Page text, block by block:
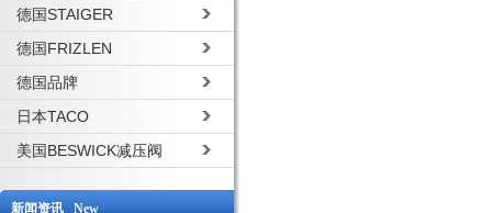
德国STAIGER
德国FRIZLEN
德国品牌
日本TACO
美国BESWICK减压阀
新闻资讯 New